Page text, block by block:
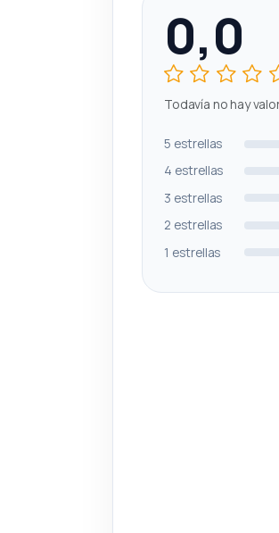
0,0
Todavía no hay
5 estrellas
4 estrellas
3 estrellas
2 estrellas
1 estrellas